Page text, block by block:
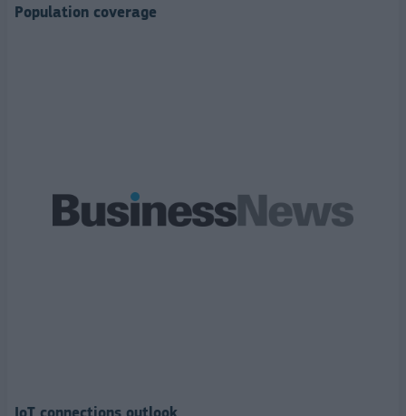
Population coverage
IoT connections outlook